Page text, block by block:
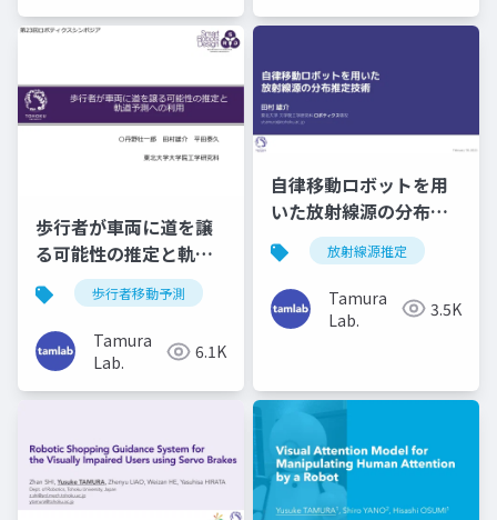
歩行者が車両に道を譲
る可能性の推定と軌道
予測への利用（第28回
ロボティクスシンポジ
ア）
歩行者移動予測
Tamura
Lab.
6.1K
自律移動ロボットを用
いた放射線源の分布推
定技術（電気学会 放射
線を利用した微量分析
およびイメージング技
術調査専門委員会）
放射線源推定
Tamura
Lab.
3.5K